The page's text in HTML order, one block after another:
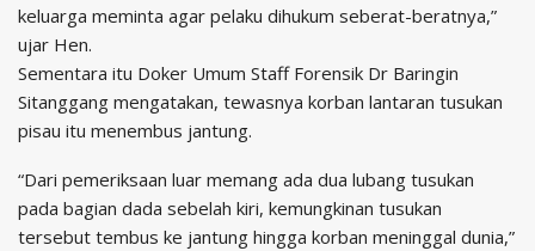
keluarga meminta agar pelaku dihukum seberat-beratnya,”
ujar Hen.
Sementara itu Doker Umum Staff Forensik Dr Baringin
Sitanggang mengatakan, tewasnya korban lantaran tusukan
pisau itu menembus jantung.
“Dari pemeriksaan luar memang ada dua lubang tusukan
pada bagian dada sebelah kiri, kemungkinan tusukan
tersebut tembus ke jantung hingga korban meninggal dunia,”